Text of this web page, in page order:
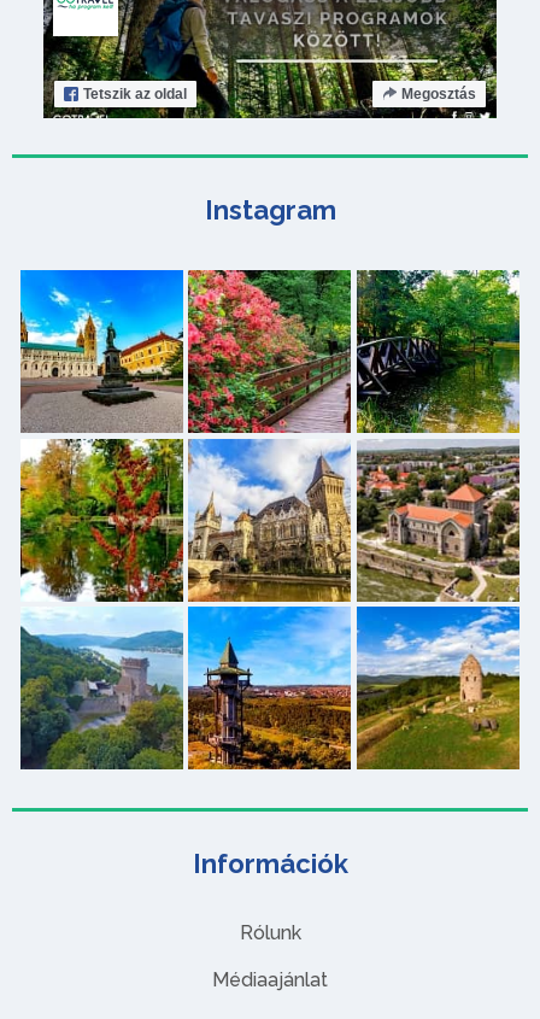
Információk
Rólunk
Médiaajánlat
Tetszik az oldal Megosztás
Instagram